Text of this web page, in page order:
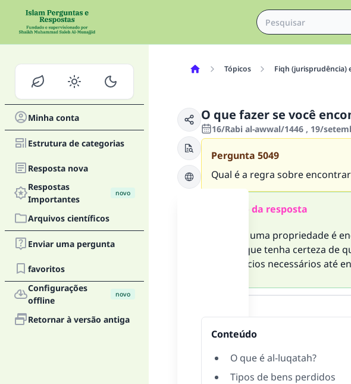
Minha conta
Estrutura de categorias
Resposta nova
Respostas
Importantes
novo
Arquivos científicos
Enviar uma pergunta
favoritos
Configurações
offline
novo
Retornar à versão antiga
Tópicos Fiqh (jurisprudência)
O que fazer se você
16/Rabi al-awwal/1446 , 19/
Pergunta 5049
Qual é a regra sobre
Resumo da resposta
Quando uma propriedade é
menos que tenha certeza de
os anúncios necessários até
Conteúdo
O que é al-luqatah?
Tipos de bens perdidos